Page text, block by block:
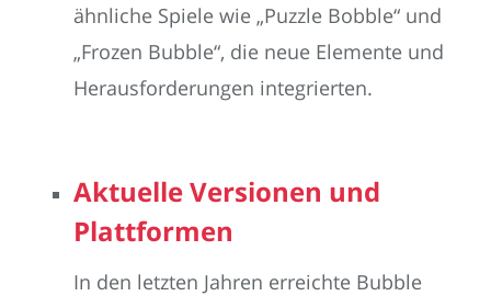
ähnliche Spiele wie „Puzzle Bobble“ und
„Frozen Bubble“, die neue Elemente und
Herausforderungen integrierten.
Aktuelle Versionen und
Plattformen
In den letzten Jahren erreichte Bubble